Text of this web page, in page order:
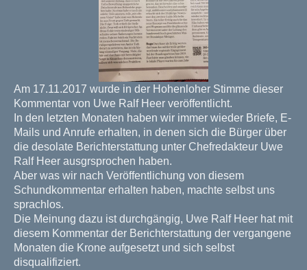
Am 17.11.2017 wurde in der Hohenloher Stimme dieser
Kommentar von Uwe Ralf Heer veröffentlicht.
In den letzten Monaten haben wir immer wieder Briefe, E-
Mails und Anrufe erhalten, in denen sich die Bürger über
die desolate Berichterstattung unter Chefredakteur Uwe
Ralf Heer ausgrsprochen haben.
Aber was wir nach Veröffentlichung von diesem
Schundkommentar erhalten haben, machte selbst uns
sprachlos.
Die Meinung dazu ist durchgängig, Uwe Ralf Heer hat mit
diesem Kommentar der Berichterstattung der vergangene
Monaten die Krone aufgesetzt und sich selbst
disqualifiziert.